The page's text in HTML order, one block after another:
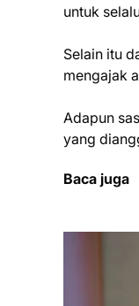
untuk
Selain itu
mengajak
Adapun
yang
Baca juga